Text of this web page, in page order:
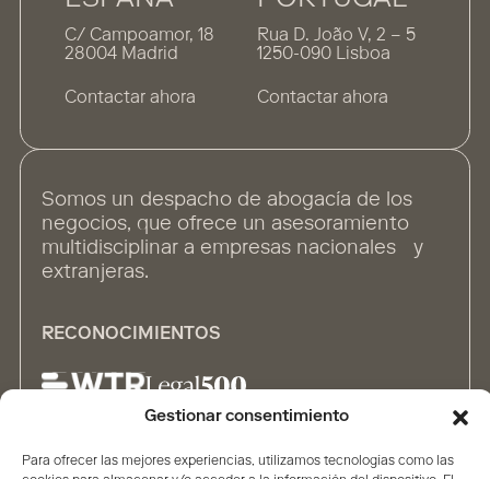
Gestionar consentimiento
Para ofrecer las mejores experiencias, utilizamos tecnologías como las
C/ Campoamor, 18
28004 Madrid
Contactar ahora
Rua D. João V, 2 – 5
1250-090 Lisboa
Contactar ahora
Somos un despacho de abogacía de los
negocios, que ofrece un asesoramiento
multidisciplinar a empresas nacionales y
extranjeras.
RECONOCIMIENTOS
ALIANZAS